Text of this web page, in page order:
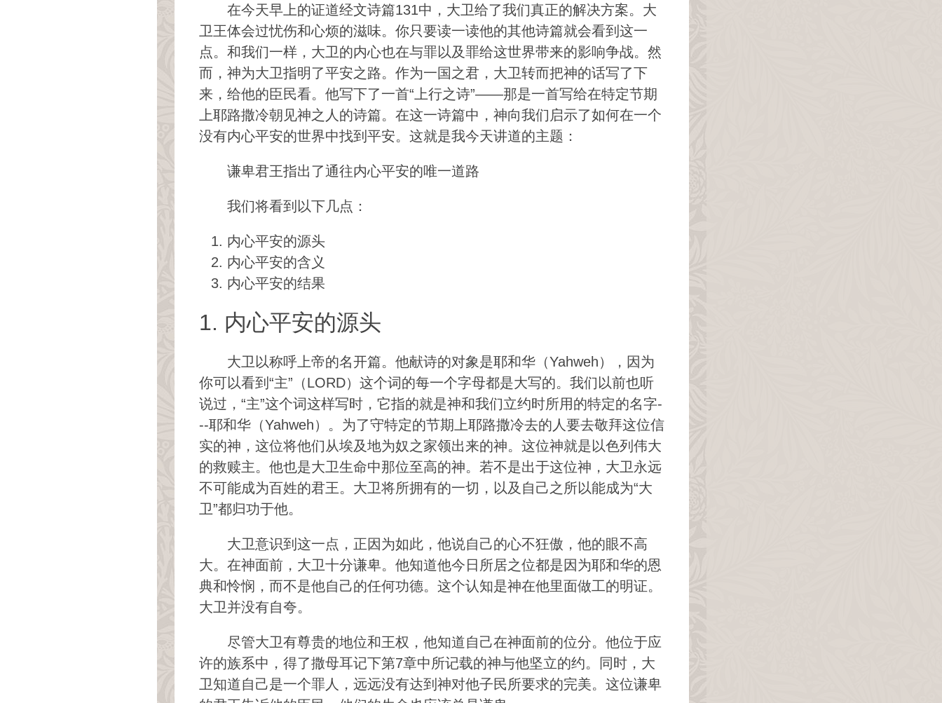
在今天早上的证道经文诗篇131中，大卫给了我们真正的解决方案。大
卫王体会过忧伤和心烦的滋味。你只要读一读他的其他诗篇就会看到这一
点。和我们一样，大卫的内心也在与罪以及罪给这世界带来的影响争战。然
而，神为大卫指明了平安之路。作为一国之君，大卫转而把神的话写了下
来，给他的臣民看。他写下了一首“上行之诗”——那是一首写给在特定节期
上耶路撒冷朝见神之人的诗篇。在这一诗篇中，神向我们启示了如何在一个
没有内心平安的世界中找到平安。这就是我今天讲道的主题：
谦卑君王指出了通往内心平安的唯一道路
我们将看到以下几点：
内心平安的源头
内心平安的含义
内心平安的结果
1. 内心平安的源头
大卫以称呼上帝的名开篇。他献诗的对象是耶和华（Yahweh），因为
你可以看到“主”（LORD）这个词的每一个字母都是大写的。我们以前也听
说过，“主”这个词这样写时，它指的就是神和我们立约时所用的特定的名字-
--耶和华（Yahweh）。为了守特定的节期上耶路撒冷去的人要去敬拜这位信
实的神，这位将他们从埃及地为奴之家领出来的神。这位神就是以色列伟大
的救赎主。他也是大卫生命中那位至高的神。若不是出于这位神，大卫永远
不可能成为百姓的君王。大卫将所拥有的一切，以及自己之所以能成为“大
卫”都归功于他。
大卫意识到这一点，正因为如此，他说自己的心不狂傲，他的眼不高
大。在神面前，大卫十分谦卑。他知道他今日所居之位都是因为耶和华的恩
典和怜悯，而不是他自己的任何功德。这个认知是神在他里面做工的明证。
大卫并没有自夸。
尽管大卫有尊贵的地位和王权，他知道自己在神面前的位分。他位于应
许的族系中，得了撒母耳记下第7章中所记载的神与他坚立的约。同时，大
卫知道自己是一个罪人，远远没有达到神对他子民所要求的完美。这位谦卑